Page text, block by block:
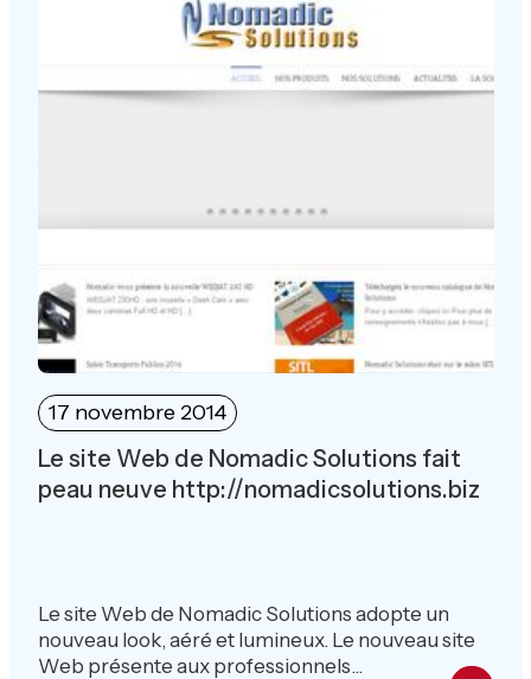
17 novembre 2014
Le site Web de Nomadic Solutions fait
peau neuve http://nomadicsolutions.biz
Le site Web de Nomadic Solutions adopte un
nouveau look, aéré et lumineux. Le nouveau site
Web présente aux professionnels...